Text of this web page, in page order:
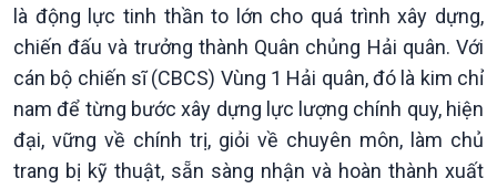
Thời sự 12h
Thời sự 18h
Thời sự 21h30
Chuyên mục
Theo dòng Thời sự
là động lực tinh thần to lớn cho quá trình xây dựng,
chiến đấu và trưởng thành Quân chủng Hải quân. Với
cán bộ chiến sĩ (CBCS) Vùng 1 Hải quân, đó là kim chỉ
nam để từng bước xây dựng lực lượng chính quy, hiện
đại, vững về chính trị, giỏi về chuyên môn, làm chủ
trang bị kỹ thuật, sẵn sàng nhận và hoàn thành xuất